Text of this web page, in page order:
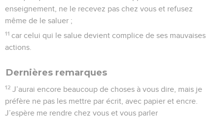
enseignement, ne le recevez pas chez vous et refusez
même de le saluer ;
11 car celui qui le salue devient complice de ses mauvaises
actions.
Dernières remarques
12 J’aurai encore beaucoup de choses à vous dire, mais je
préfère ne pas les mettre par écrit, avec papier et encre.
J’espère me rendre chez vous et vous parler